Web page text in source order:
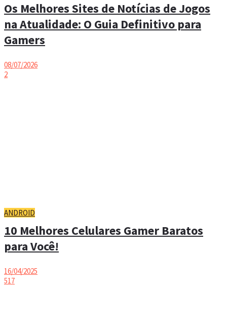
Os Melhores Sites de Notícias de Jogos
na Atualidade: O Guia Definitivo para
Gamers
08/07/2026
2
ANDROID
10 Melhores Celulares Gamer Baratos
para Você!
16/04/2025
517